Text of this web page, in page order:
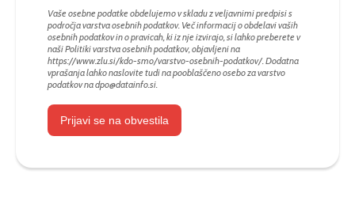
Vaše osebne podatke obdelujemo v skladu z veljavnimi predpisi s
področja varstva osebnih podatkov. Več informacij o obdelavi vaših
osebnih podatkov in o pravicah, ki iz nje izvirajo, si lahko preberete v
naši Politiki varstva osebnih podatkov, objavljeni na
https://www.zlu.si/kdo-smo/varstvo-osebnih-podatkov/. Dodatna
vprašanja lahko naslovite tudi na pooblaščeno osebo za varstvo
podatkov nadpo@datainfo.si
Prijavi se na obvestila